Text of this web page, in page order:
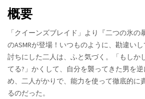
概要
「クイーンズブレイド」より『二つの氷の
のASMRが登場！いつものように、勘違い
討ちにした二人は、ふと気づく。「もし
てる?」かくして、自分を襲ってきた男を
め、二人がかりで、能力を使って徹底的に
るのだった。